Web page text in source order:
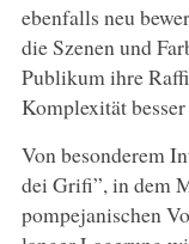
ebenfalls neu
die Szenen und
Publikum ihre
Komplexität
Von besonderem
dei Grifi”, in dem
pompejanischen